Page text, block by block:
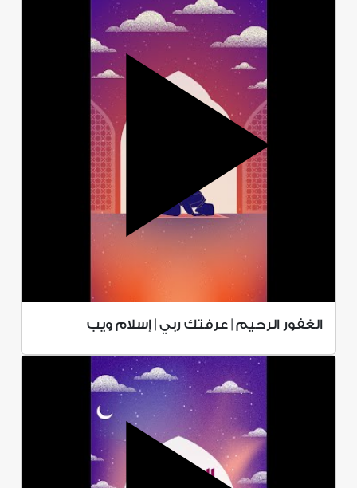
الغفور الرحيم | عرفتك ربي | إسلام ويب